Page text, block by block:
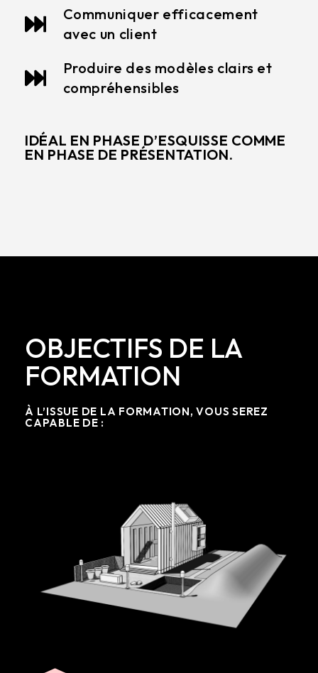
Communiquer efficacement
avec un client
Produire des modèles clairs et
compréhensibles
IDÉAL EN PHASE D’ESQUISSE COMME
EN PHASE DE PRÉSENTATION.
OBJECTIFS DE LA
FORMATION
À L’ISSUE DE LA FORMATION, VOUS SEREZ
CAPABLE DE :